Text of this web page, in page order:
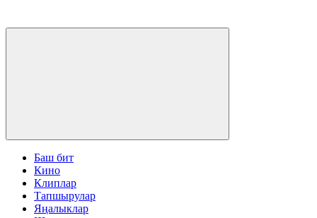
Баш бит
Кино
Клиплар
Тапшырулар
Яңалыклар